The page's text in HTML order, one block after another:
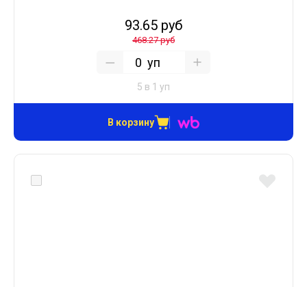
93.65 руб
468.27 руб
уп
5 в 1 уп
В корзину